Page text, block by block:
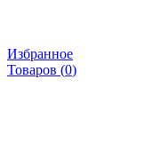
Избранное
Товаров (0)